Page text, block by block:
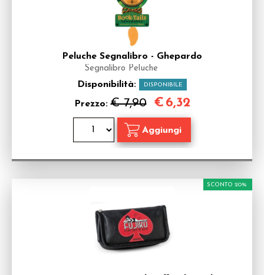
Peluche Segnalibro - Ghepardo
Segnalibro Peluche
Disponibilità: DISPONIBILE
Prezzo:€ 7,90 € 6,32
SCONTO 20%